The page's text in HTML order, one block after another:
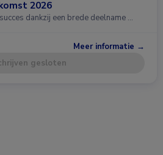
2026
dankzij een brede deelname …
Meer informatie →
gesloten